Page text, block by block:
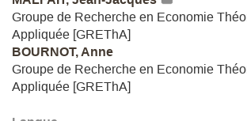
Groupe de Recherche en Economie
Appliquée [GREThA]
BOURNOT, Anne
Groupe de Recherche en Economie
Appliquée [GREThA]